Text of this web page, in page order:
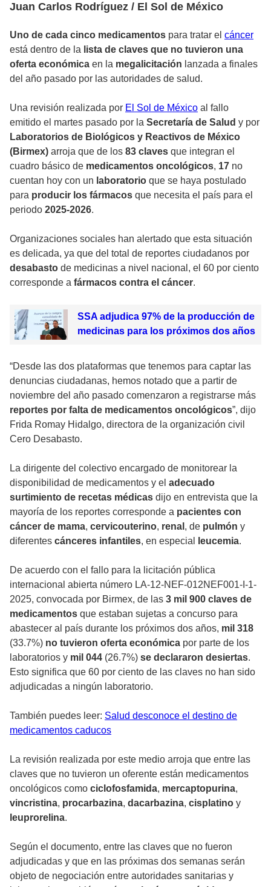
Juan Carlos Rodríguez / El Sol de México
Uno de cada cinco medicamentos para tratar el cáncer
está dentro de la lista de claves que no tuvieron una
oferta económica en la megalicitación lanzada a finales
del año pasado por las autoridades de salud.
Una revisión realizada por El Sol de México al fallo
emitido el martes pasado por la Secretaría de Salud y por
Laboratorios de Biológicos y Reactivos de México
(Birmex) arroja que de los 83 claves que integran el
cuadro básico de medicamentos oncológicos, 17 no
cuentan hoy con un laboratorio que se haya postulado
para producir los fármacos que necesita el país para el
periodo 2025-2026.
Organizaciones sociales han alertado que esta situación
es delicada, ya que del total de reportes ciudadanos por
desabasto de medicinas a nivel nacional, el 60 por ciento
corresponde a fármacos contra el cáncer.
SSA adjudica 97% de la producción de
medicinas para los próximos dos años
“Desde las dos plataformas que tenemos para captar las
denuncias ciudadanas, hemos notado que a partir de
noviembre del año pasado comenzaron a registrarse más
reportes por falta de medicamentos oncológicos”, dijo
Frida Romay Hidalgo, directora de la organización civil
Cero Desabasto.
La dirigente del colectivo encargado de monitorear la
disponibilidad de medicamentos y el adecuado
surtimiento de recetas médicas dijo en entrevista que la
mayoría de los reportes corresponde a pacientes con
cáncer de mama, cervicouterino, renal , de pulmón y
diferentes cánceres infantiles, en especial leucemia.
De acuerdo con el fallo para la licitación pública
internacional abierta número LA-12-NEF-012NEF001-I-1-
2025, convocada por Birmex, de las 3 mil 900 claves de
medicamentos que estaban sujetas a concurso para
abastecer al país durante los próximos dos años, mil 318
(33.7%) no tuvieron oferta económica por parte de los
laboratorios y mil 044 (26.7%) se declararon desiertas.
Esto significa que 60 por ciento de las claves no han sido
adjudicadas a ningún laboratorio.
También puedes leer: Salud desconoce el destino de
medicamentos caducos
La revisión realizada por este medio arroja que entre las
claves que no tuvieron un oferente están medicamentos
oncológicos como ciclofosfamida, mercaptopurina,
vincristina, procarbazina, dacarbazina, cisplatino y
leuprorelina.
Según el documento, entre las claves que no fueron
adjudicadas y que en las próximas dos semanas serán
objeto de negociación entre autoridades sanitarias y